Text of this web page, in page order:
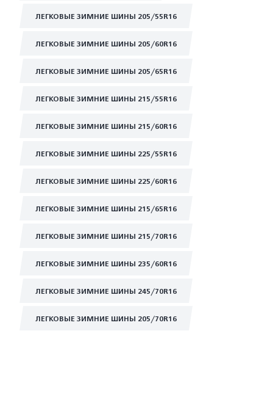
ЛЕГКОВЫЕ ЗИМНИЕ ШИНЫ 205/55R16
ЛЕГКОВЫЕ ЗИМНИЕ ШИНЫ 205/60R16
ЛЕГКОВЫЕ ЗИМНИЕ ШИНЫ 205/65R16
ЛЕГКОВЫЕ ЗИМНИЕ ШИНЫ 215/55R16
ЛЕГКОВЫЕ ЗИМНИЕ ШИНЫ 215/60R16
ЛЕГКОВЫЕ ЗИМНИЕ ШИНЫ 225/55R16
ЛЕГКОВЫЕ ЗИМНИЕ ШИНЫ 225/60R16
ЛЕГКОВЫЕ ЗИМНИЕ ШИНЫ 215/65R16
ЛЕГКОВЫЕ ЗИМНИЕ ШИНЫ 215/70R16
ЛЕГКОВЫЕ ЗИМНИЕ ШИНЫ 235/60R16
ЛЕГКОВЫЕ ЗИМНИЕ ШИНЫ 245/70R16
ЛЕГКОВЫЕ ЗИМНИЕ ШИНЫ 205/70R16